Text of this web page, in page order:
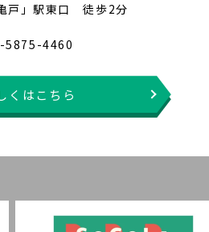
戸」駅東口 徒歩2分
5875-4460
くはこちら